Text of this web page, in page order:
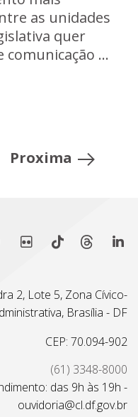
as unidades
quer
comunicação ...
Proxima
2, Lote 5, Zona Cívico-
Brasília - DF
CEP: 70.094-902
(61) 3348-8000
das 9h às 19h -
ouvidoria@cl.df.gov.br